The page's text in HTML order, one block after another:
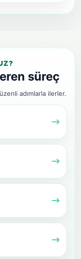
süreç
adımlarla ilerler.